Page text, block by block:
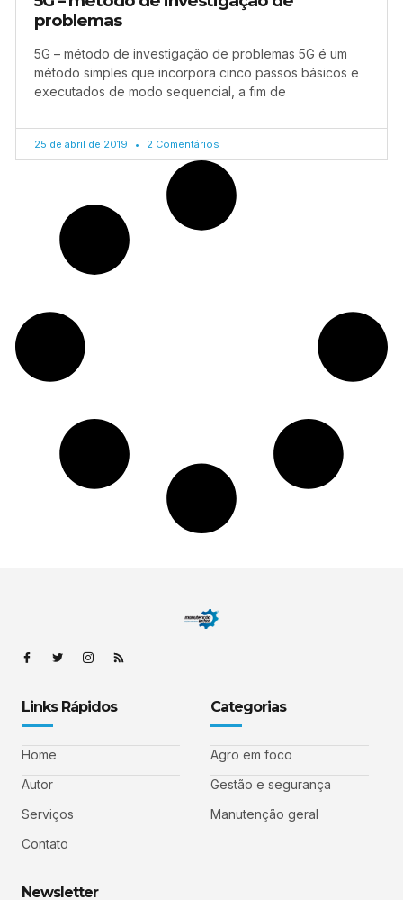
problemas
5G – método de investigação de problemas 5G é um
método simples que incorpora cinco passos básicos e
executados de modo sequencial, a fim de
25 de abril de 2019 2 Comentários
Links Rápidos
Home
Autor
Serviços
Contato
Categorias
Agro em foco
Gestão e segurança
Manutenção geral
Newsletter